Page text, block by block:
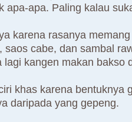
apa-apa. Paling kalau
karena rasanya
cabe, dan sambal
kangen makan bakso
khas karena bentuknya
daripada yang gepeng.